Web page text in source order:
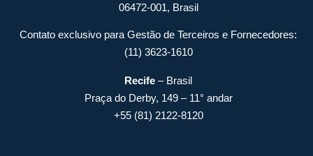
06472-001, Brasil
Contato exclusivo para Gestão de Terceiros e Fornecedores:
(11) 3623-1610
Recife – Brasil
Praça do Derby, 149 – 11° andar
+55 (81) 2122-8120